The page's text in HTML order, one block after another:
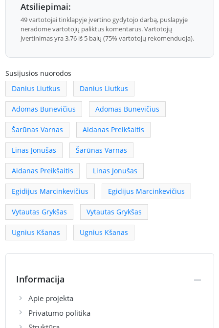
Atsiliepimai:
49 vartotojai tinklapyje įvertino gydytojo darbą, puslapyje
neradome vartotojų paliktus komentarus. Vartotojų
įvertinimas yra 3,76 iš 5 balų (75% vartotojų rekomenduoja).
Susijusios nuorodos
Danius Liutkus
Danius Liutkus
Adomas Bunevičius Adomas Bunevičius
Šarūnas Varnas Aidanas Preikšaitis
Linas Jonušas Šarūnas Varnas
Aidanas Preikšaitis Linas Jonušas
Egidijus Marcinkevičius Egidijus Marcinkevičius
Vytautas Grykšas Vytautas Grykšas
Ugnius Kšanas Ugnius Kšanas
Informacija
Apie projekta
Privatumo politika